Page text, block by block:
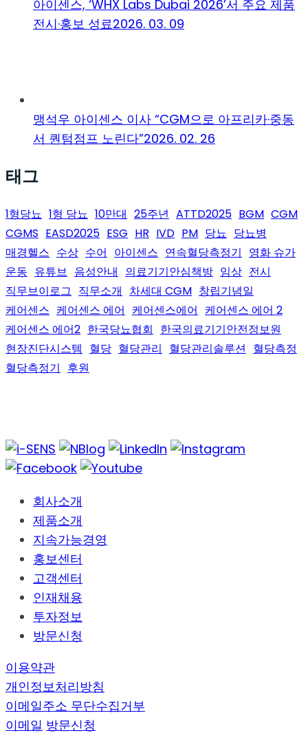
아이센스, ‘WHX Labs Dubai 2026’서 주요 제품
전시·홍보 성료2026. 03. 09
맹석우 아이센스 이사 “CGM으로 아프리카·중동
서 퀀텀점프 노린다”2026. 02. 26
태그
1형당뇨 1형 당뇨 10만대 25주년 ATTD2025 BGM CGM
CGMS EASD2025 ESG HR IVD PM 당뇨 당뇨병
매경헬스 수상 수어 아이센스 연속혈당측정기 영화 슈가
운동 유튜브 음성안내 의료기기안심책방 임상 전시
직무브이로그 직무소개 차세대 CGM 창립기념일
케어센스 케어센스 에어 케어센스에어 케어센스 에어 2
케어센스 에어2 한국당뇨협회 한국의료기기안전정보원
현장진단시스템 혈당 혈당관리 혈당관리솔루션 혈당측정
혈당측정기 후원
회사소개
제품소개
지속가능경영
홍보센터
고객센터
인재채용
투자정보
방문신청
이용약관
개인정보처리방침
이메일주소 무단수집거부
이메일 방문신청